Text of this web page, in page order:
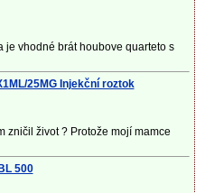
je vhodné brát houbove quarteto s
25MG Injekční roztok
zničil život ? Protože mojí mamce
500